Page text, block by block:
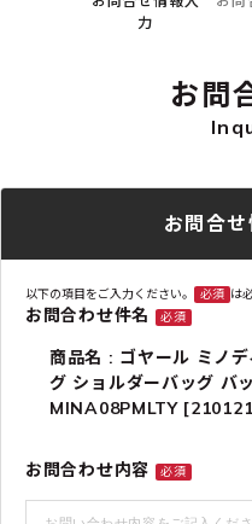
力
お問
お問合
以下の項目をご入力ください。 必須 は
お問合わせ件名 必須
商品名 : ゴヤール ミノ
グ ショルダーバッグ バ
MINA08PMLTY
お問合わせ内容 必須